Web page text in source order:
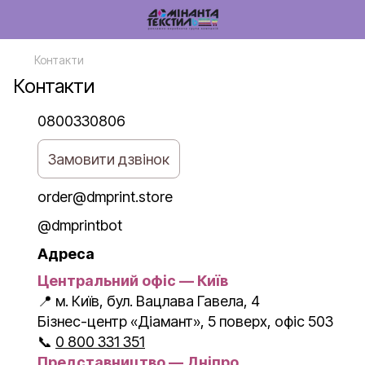
Контакти
Контакти
0800330806
Замовити дзвінок
order@dmprint.store
@dmprintbot
Адреса
Центральний офіс — Київ
📍 м. Київ, бул. Вацлава Гавела, 4
Бізнес-центр «Діамант», 5 поверх, офіс 503
📞 0 800 331 351